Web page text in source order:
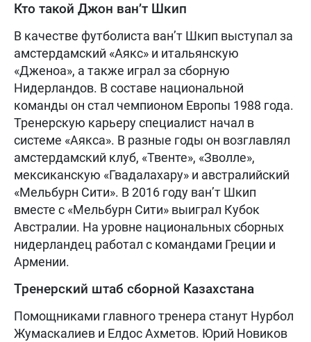
Кто такой Джон ван’т Шкип
В качестве футболиста ван’т Шкип выступал за
амстердамский «Аякс» и итальянскую
«Дженоа», а также играл за сборную
Нидерландов. В составе национальной
команды он стал чемпионом Европы 1988 года.
Тренерскую карьеру специалист начал в
системе «Аякса». В разные годы он возглавлял
амстердамский клуб, «Твенте», «Зволле»,
мексиканскую «Гвадалахару» и австралийский
«Мельбурн Сити». В 2016 году ван’т Шкип
вместе с «Мельбурн Сити» выиграл Кубок
Австралии. На уровне национальных сборных
нидерландец работал с командами Греции и
Армении.
Тренерский штаб сборной Казахстана
Помощниками главного тренера станут Нурбол
Жумаскалиев и Елдос Ахметов. Юрий Новиков